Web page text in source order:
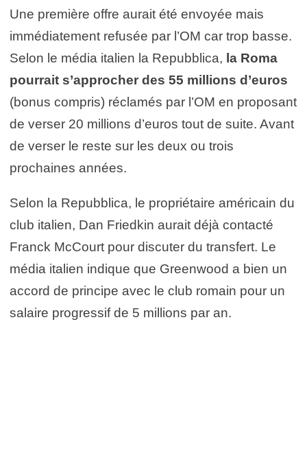
Une première offre aurait été envoyée mais
immédiatement refusée par l’OM car trop basse.
Selon le média italien la Repubblica, la Roma
pourrait s’approcher des 55 millions d’euros
(bonus compris) réclamés par l’OM en proposant
de verser 20 millions d’euros tout de suite. Avant
de verser le reste sur les deux ou trois
prochaines années.
Selon la Repubblica, le propriétaire américain du
club italien, Dan Friedkin aurait déjà contacté
Franck McCourt pour discuter du transfert. Le
média italien indique que Greenwood a bien un
accord de principe avec le club romain pour un
salaire progressif de 5 millions par an.